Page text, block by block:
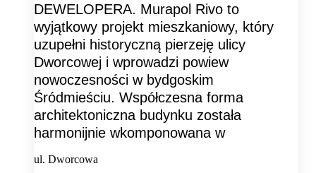
DEWELOPERA. Murapol Rivo to
wyjątkowy projekt mieszkaniowy, który
uzupełni historyczną pierzeję ulicy
Dworcowej i wprowadzi powiew
nowoczesności w bydgoskim
Śródmieściu. Współczesna forma
architektoniczna budynku została
harmonijnie wkomponowana w
ul. Dworcowa